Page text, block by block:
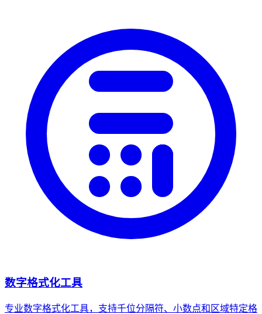
数字格式化工具
专业数字格式化工具，支持千位分隔符、小数点和区域特定格